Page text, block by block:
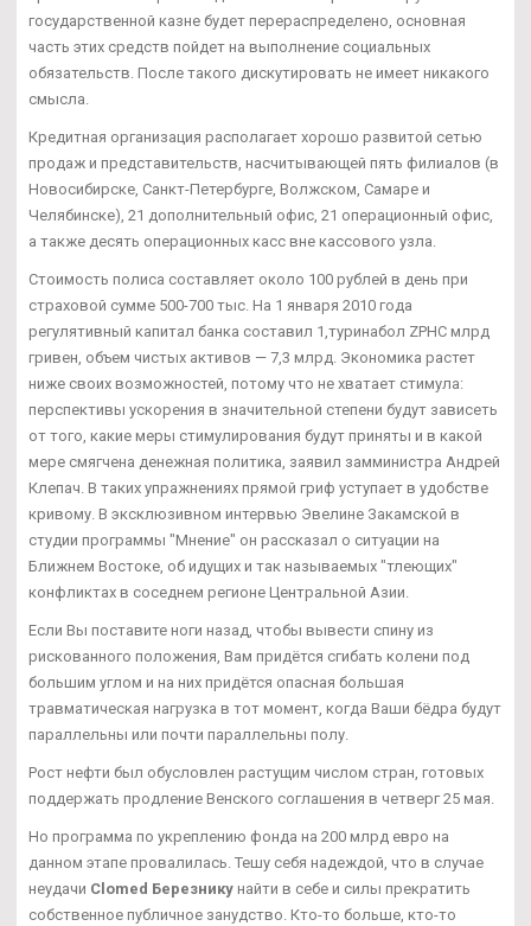
государственной казне будет перераспределено, основная
часть этих средств пойдет на выполнение социальных
обязательств. После такого дискутировать не имеет никакого
смысла.
Кредитная организация располагает хорошо развитой сетью
продаж и представительств, насчитывающей пять филиалов (в
Новосибирске, Санкт-Петербурге, Волжском, Самаре и
Челябинске), 21 дополнительный офис, 21 операционный офис,
а также десять операционных касс вне кассового узла.
Стоимость полиса составляет около 100 рублей в день при
страховой сумме 500-700 тыс. На 1 января 2010 года
регулятивный капитал банка составил 1,туринабол ZPHC млрд
гривен, объем чистых активов — 7,3 млрд. Экономика растет
ниже своих возможностей, потому что не хватает стимула:
перспективы ускорения в значительной степени будут зависеть
от того, какие меры стимулирования будут приняты и в какой
мере смягчена денежная политика, заявил замминистра Андрей
Клепач. В таких упражнениях прямой гриф уступает в удобстве
кривому. В эксклюзивном интервью Эвелине Закамской в
студии программы "Мнение" он рассказал о ситуации на
Ближнем Востоке, об идущих и так называемых "тлеющих"
конфликтах в соседнем регионе Центральной Азии.
Если Вы поставите ноги назад, чтобы вывести спину из
рискованного положения, Вам придётся сгибать колени под
большим углом и на них придётся опасная большая
травматическая нагрузка в тот момент, когда Ваши бёдра будут
параллельны или почти параллельны полу.
Рост нефти был обусловлен растущим числом стран, готовых
поддержать продление Венского соглашения в четверг 25 мая.
Но программа по укреплению фонда на 200 млрд евро на
данном этапе провалилась. Тешу себя надеждой, что в случае
неудачи Clomed Березнику найти в себе и силы прекратить
собственное публичное занудство. Кто-то больше, кто-то